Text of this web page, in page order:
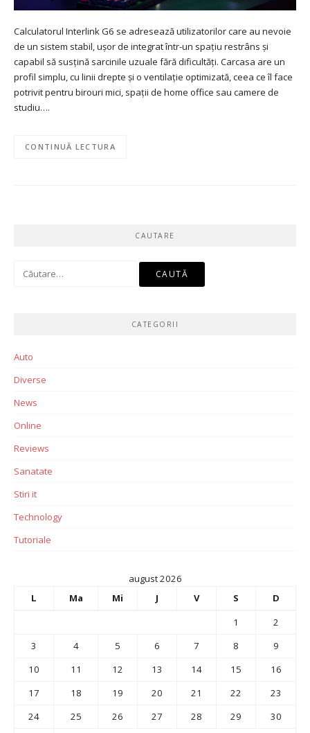
Calculatorul Interlink G6 se adresează utilizatorilor care au nevoie
de un sistem stabil, ușor de integrat într-un spațiu restrâns și
capabil să susțină sarcinile uzuale fără dificultăți. Carcasa are un
profil simplu, cu linii drepte și o ventilație optimizată, ceea ce îl face
potrivit pentru birouri mici, spații de home office sau camere de
studiu….
CONTINUĂ LECTURA
CAUTARE
Caută
CATEGORII
Auto
Diverse
News
Online
Reviews
Sanatate
Stiri it
Technology
Tutoriale
august 2026
L
Ma Mi J V S
D
1
2
3
4 5 6 7 8
9
10
11 12 13 14 15
16
17
18 19 20 21 22
23
24
25 26 27 28 29
30